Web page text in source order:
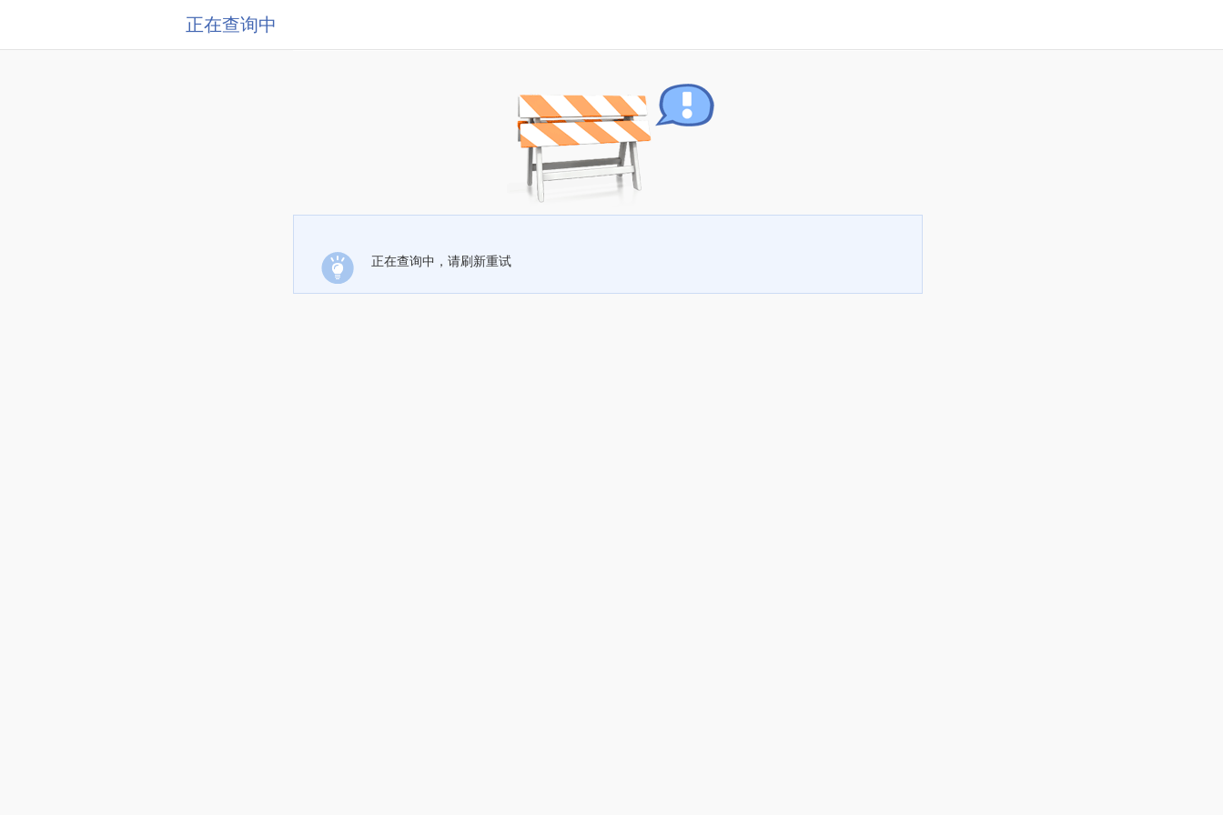
正在查询中
正在查询中，请刷新重试